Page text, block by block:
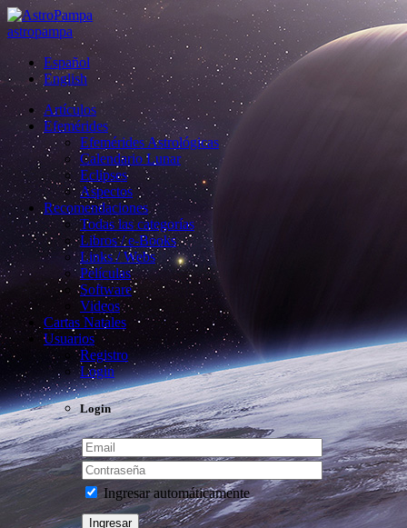
astropampa
Español
English
Artículos
Efemérides
Efemérides Astrológicas
Calendario Lunar
Eclipses
Aspectos
Recomendaciones
Todas las categorías
Libros / e-Books
Links / Webs
Películas
Software
Videos
Cartas Natales
Usuarios
Registro
Login
Login
Ingresar automáticamente